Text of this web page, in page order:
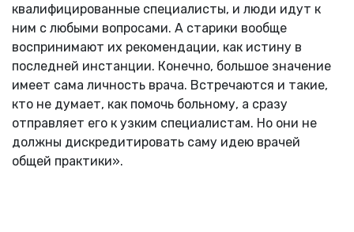
квалифицированные специалисты, и люди идут к
ним с любыми вопросами. А старики вообще
воспринимают их рекомендации, как истину в
последней инстанции. Конечно, большое значение
имеет сама личность врача. Встречаются и такие,
кто не думает, как помочь больному, а сразу
отправляет его к узким специалистам. Но они не
должны дискредитировать саму идею врачей
общей практики».